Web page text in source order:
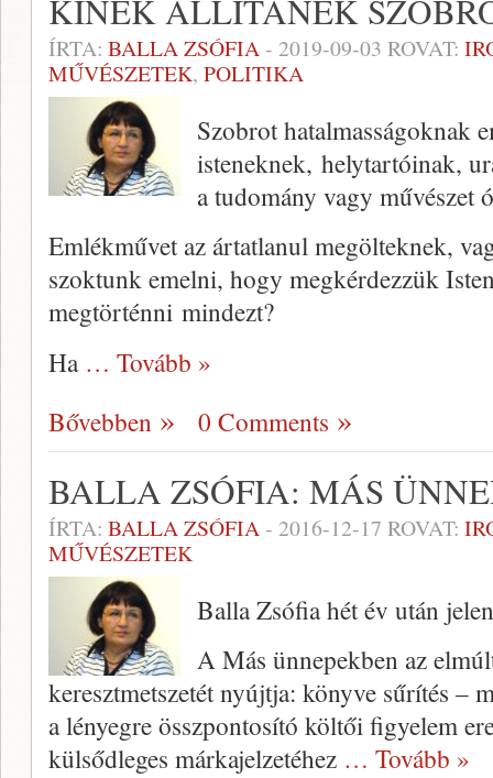
KINEK ÁLLÍTANÉK
ÍRTA: BALLA ZSÓFIA- 2019-09-03 ROVAT:
MŰVÉSZETEK, POLITIKA
Szobrot hatalmasságoknak
isteneknek, helytartóinak,
a tudomány vagy művészet
Emlékművet az ártatlanul megölteknek,
szoktunk emelni, hogy megkérdezzük
megtörténni mindezt?
Ha … Tovább »
Bővebben
0 Comments
BALLA ZSÓFIA: MÁS
ÍRTA: BALLA ZSÓFIA- 2016-12-17 ROVAT:
MŰVÉSZETEK
Balla Zsófia hét év után
A Más ünnepekben az
keresztmetszetét nyújtja: könyve sűrítés –
a lényegre összpontosító költői figyelem
külsődleges márkajelzetéhez … Tovább »